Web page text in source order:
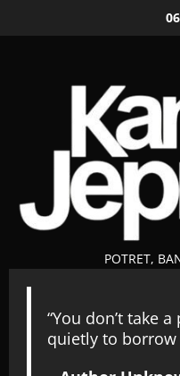
POTRET,
“You don’t take
quietly to borrow